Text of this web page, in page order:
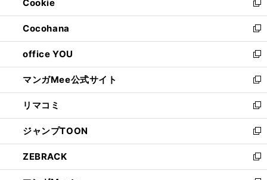
く
で
開
く
ド
ウ
で
開
く
ィ
ン
ド
ウ
で
開
く
Cookie
新
し
い
ウ
ィ
ン
ド
ウ
で
開
く
Cocohana
新
し
い
ウ
ィ
ン
ド
ウ
で
開
く
office YOU
新
し
い
ウ
ィ
ン
ド
ウ
で
開
マンガMee公式サイト
新
し
い
ウ
ィ
ン
ド
ウ
リマコミ
新
し
い
ウ
ィ
ン
ジャンプTOON
新
し
い
ウ
ZEBRACK
新
し